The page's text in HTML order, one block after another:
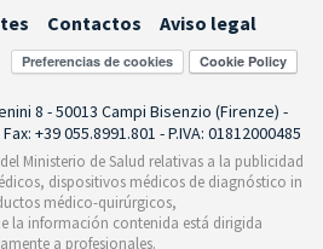
Contactos
Aviso legal
Preferencias de cookies
8 - 50013 Campi Bisenzio (Firenze) -
+39 055.8991.801 - P.IVA: 01812000485
Ministerio de Salud relativas a la publicidad
dispositivos médicos de diagnóstico in
médico-quirúrgicos,
la información contenida está dirigida
a profesionales.